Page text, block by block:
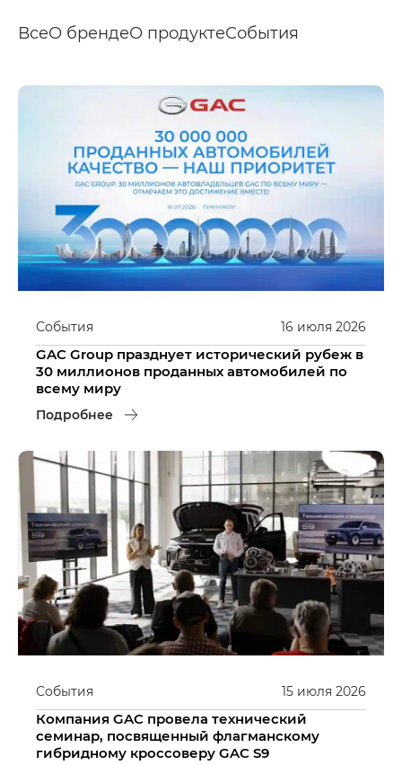
ВсеО брендеО продуктеСобытия
16 июля 2026
События
GAC Group празднует исторический рубеж в
30 миллионов проданных автомобилей по
всему миру
Подробнее
15 июля 2026
События
Компания GAC провела технический
семинар, посвященный флагманскому
гибридному кроссоверу GAC S9